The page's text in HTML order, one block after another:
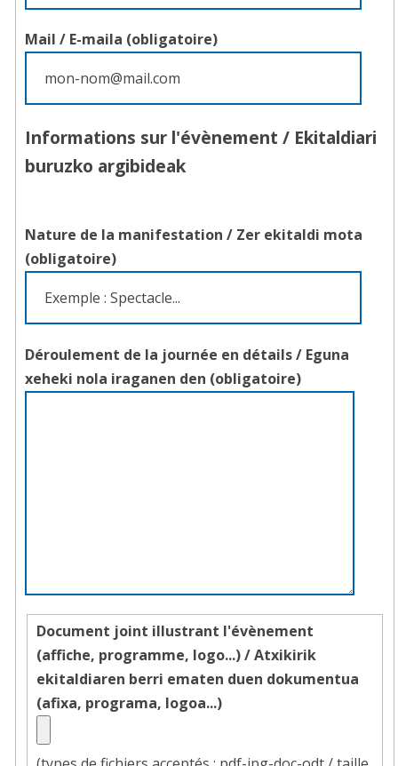
Mail / E-maila (obligatoire)
Informations sur l'évènement / Ekitaldiari
buruzko argibideak
Nature de la manifestation / Zer ekitaldi mota
(obligatoire)
Déroulement de la journée en détails / Eguna
xeheki nola iraganen den (obligatoire)
Document joint illustrant l'évènement
(affiche, programme, logo...) /Atxikirik
ekitaldiaren berri ematen duen dokumentua
(afixa, programa, logoa...)